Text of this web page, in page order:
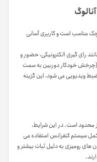
مناسب است و کاربری آسانی
رای گیری الکترونیکی، حضور و
(چرخش خودکار دوربین به سمت
ویدیویی می شود، این گزینه
محدود است. در این شرایط،
سیستم کنفرانس استفاده می
های رومیزی به دلیل ثبات بیشتر و